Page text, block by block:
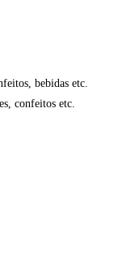
bebidas etc.
confeitos etc.